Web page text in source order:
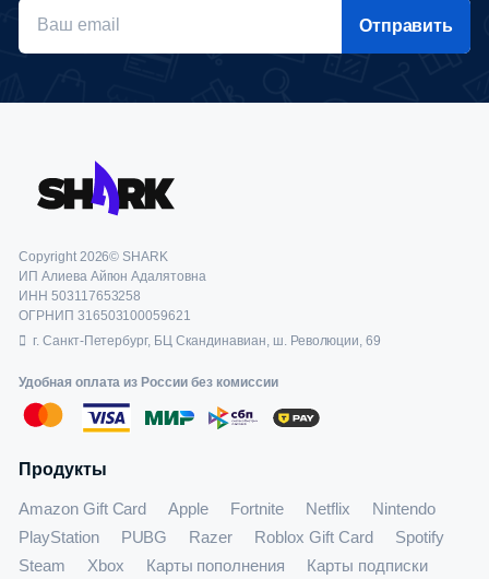
Отправить
Copyright 2026© SHARK
ИП Алиева Айгюн Адалятовна
ИНН 503117653258
ОГРНИП 316503100059621
г. Санкт-Петербург, БЦ Скандинавиан, ш. Революции, 69
Удобная оплата из России без комиссии
Продукты
Amazon Gift Card Apple Fortnite Netflix
Nintendo
PlayStation
PUBG Razer Roblox Gift Card
Spotify
Steam
Xbox Карты пополнения Карты подписки